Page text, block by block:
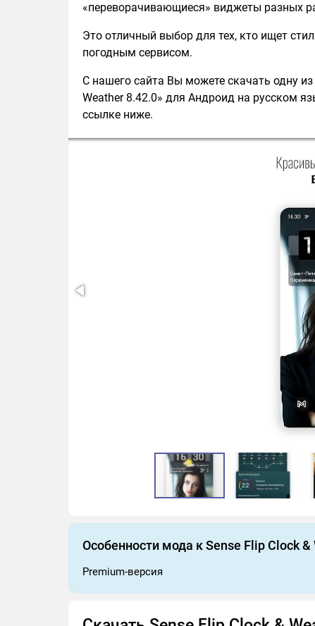
«переворачивающиеся» виджеты разных
Это отличный выбор для тех, кто ищет
погодным сервисом.
С нашего сайта Вы можете скачать одну
Weather 8.42.0» для Андроид на русском
ссылке ниже.
Особенности мода к Sense Flip Clock &
Premium-версия